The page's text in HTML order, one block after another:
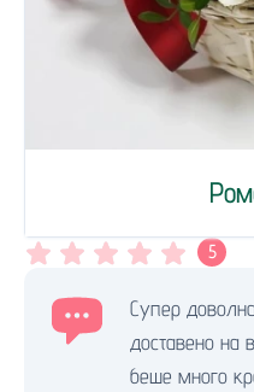
5
Супер
доставено на
беше много